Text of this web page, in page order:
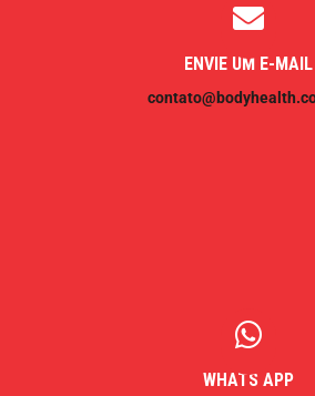
ENVIE UM E-MAIL
WHATS APP